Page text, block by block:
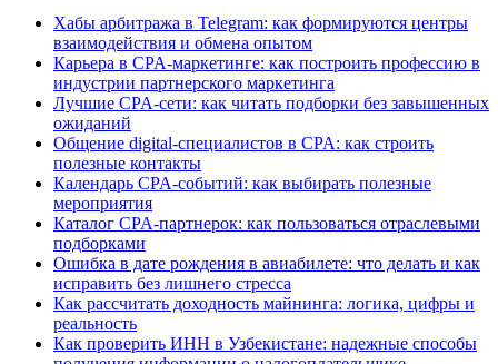
Хабы арбитража в Telegram: как формируются центры
взаимодействия и обмена опытом
Карьера в CPA-маркетинге: как построить профессию в
индустрии партнерского маркетинга
Лучшие CPA-сети: как читать подборки без завышенных
ожиданий
Общение digital-специалистов в CPA: как строить
полезные контакты
Календарь CPA-событий: как выбирать полезные
мероприятия
Каталог CPA-партнерок: как пользоваться отраслевыми
подборками
Ошибка в дате рождения в авиабилете: что делать и как
исправить без лишнего стресса
Как рассчитать доходность майнинга: логика, цифры и
реальность
Как проверить ИНН в Узбекистане: надежные способы